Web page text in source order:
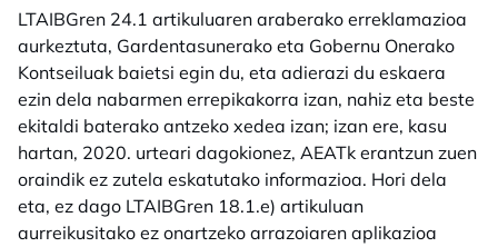
LTAIBGren 24.1 artikuluaren araberako erreklamazioa
aurkeztuta, Gardentasunerako eta Gobernu Onerako
Kontseiluak baietsi egin du, eta adierazi du eskaera
ezin dela nabarmen errepikakorra izan, nahiz eta beste
ekitaldi baterako antzeko xedea izan; izan ere, kasu
hartan, 2020. urteari dagokionez, AEATk erantzun zuen
oraindik ez zutela eskatutako informazioa. Hori dela
eta, ez dago LTAIBGren 18.1.e) artikuluan
aurreikusitako ez onartzeko arrazoiaren aplikazioa